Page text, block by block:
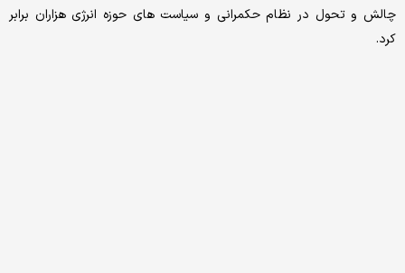
چالش و تحول در نظام حکمرانی و سیاست های حوزه انرژی هزاران برابر
کرد.